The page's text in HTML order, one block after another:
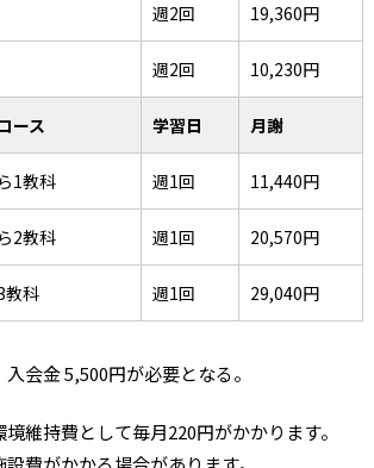
週2回 19,360円
週2回 10,230円
ース 学習日 月謝
1教科 週1回 11,440円
2教科 週1回 20,570円
科 週1回 29,040円
会金 5,500円が必要となる。
維持費として毎月220円がかかります。